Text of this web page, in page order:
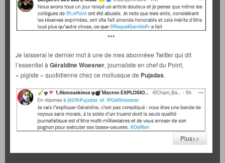
***
Je laisserai le dernier mot à une de mes abonnéee Twitter qui dit
l’essentiel à Géraldine Woesner, journaliste en chef du Point,
« pigiste » quotidienne chez ce mollusque de Pujadas.
Plus>>